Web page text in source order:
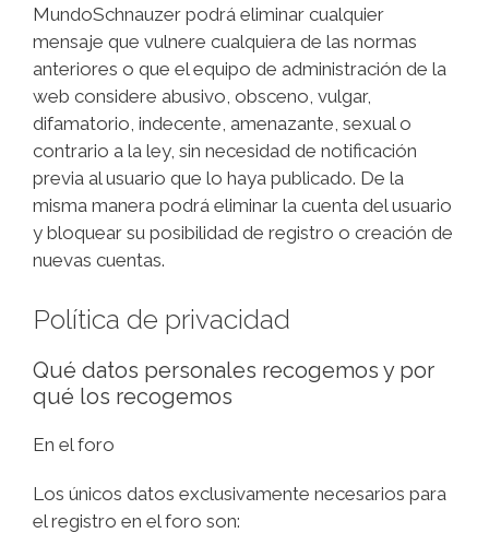
MundoSchnauzer podrá eliminar cualquier
mensaje que vulnere cualquiera de las normas
anteriores o que el equipo de administración de la
web considere abusivo, obsceno, vulgar,
difamatorio, indecente, amenazante, sexual o
contrario a la ley, sin necesidad de notificación
previa al usuario que lo haya publicado. De la
misma manera podrá eliminar la cuenta del usuario
y bloquear su posibilidad de registro o creación de
nuevas cuentas.
Política de privacidad
Qué datos personales recogemos y por
qué los recogemos
En el foro
Los únicos datos exclusivamente necesarios para
el registro en el foro son: